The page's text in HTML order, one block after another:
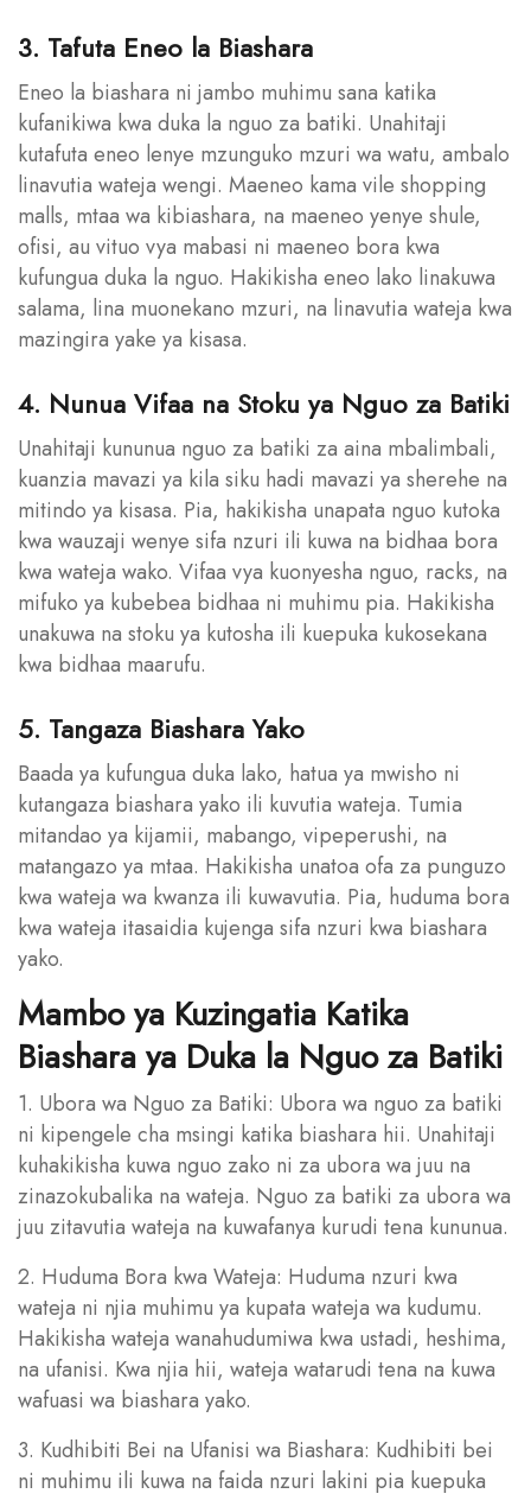
3. Tafuta Eneo la Biashara
Eneo la biashara ni jambo muhimu sana katika
kufanikiwa kwa duka la nguo za batiki. Unahitaji
kutafuta eneo lenye mzunguko mzuri wa watu, ambalo
linavutia wateja wengi. Maeneo kama vile shopping
malls, mtaa wa kibiashara, na maeneo yenye shule,
ofisi, au vituo vya mabasi ni maeneo bora kwa
kufungua duka la nguo. Hakikisha eneo lako linakuwa
salama, lina muonekano mzuri, na linavutia wateja kwa
mazingira yake ya kisasa.
4. Nunua Vifaa na Stoku ya Nguo za Batiki
Unahitaji kununua nguo za batiki za aina mbalimbali,
kuanzia mavazi ya kila siku hadi mavazi ya sherehe na
mitindo ya kisasa. Pia, hakikisha unapata nguo kutoka
kwa wauzaji wenye sifa nzuri ili kuwa na bidhaa bora
kwa wateja wako. Vifaa vya kuonyesha nguo, racks, na
mifuko ya kubebea bidhaa ni muhimu pia. Hakikisha
unakuwa na stoku ya kutosha ili kuepuka kukosekana
kwa bidhaa maarufu.
5. Tangaza Biashara Yako
Baada ya kufungua duka lako, hatua ya mwisho ni
kutangaza biashara yako ili kuvutia wateja. Tumia
mitandao ya kijamii, mabango, vipeperushi, na
matangazo ya mtaa. Hakikisha unatoa ofa za punguzo
kwa wateja wa kwanza ili kuwavutia. Pia, huduma bora
kwa wateja itasaidia kujenga sifa nzuri kwa biashara
yako.
Mambo ya Kuzingatia Katika
Biashara ya Duka la Nguo za Batiki
1. Ubora wa Nguo za Batiki: Ubora wa nguo za batiki
ni kipengele cha msingi katika biashara hii. Unahitaji
kuhakikisha kuwa nguo zako ni za ubora wa juu na
zinazokubalika na wateja. Nguo za batiki za ubora wa
juu zitavutia wateja na kuwafanya kurudi tena kununua.
2. Huduma Bora kwa Wateja: Huduma nzuri kwa
wateja ni njia muhimu ya kupata wateja wa kudumu.
Hakikisha wateja wanahudumiwa kwa ustadi, heshima,
na ufanisi. Kwa njia hii, wateja watarudi tena na kuwa
wafuasi wa biashara yako.
3. Kudhibiti Bei na Ufanisi wa Biashara: Kudhibiti bei
ni muhimu ili kuwa na faida nzuri lakini pia kuepuka